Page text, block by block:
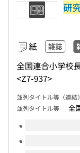
研
紙 雑誌
全国連合小学校
<Z7-937>
並列タイトル等（連結）
並列タイトル等 全
このタイトルの巻号